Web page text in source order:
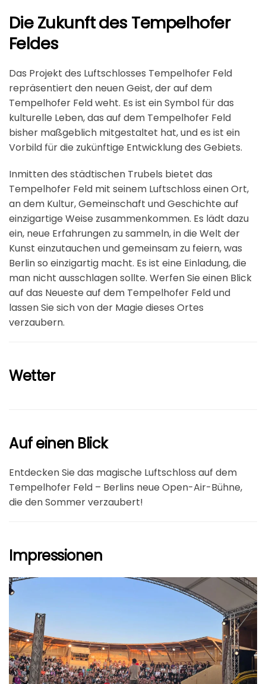
Die Zukunft des Tempelhofer
Feldes
Das Projekt des Luftschlosses Tempelhofer Feld
repräsentiert den neuen Geist, der auf dem
Tempelhofer Feld weht. Es ist ein Symbol für das
kulturelle Leben, das auf dem Tempelhofer Feld
bisher maßgeblich mitgestaltet hat, und es ist ein
Vorbild für die zukünftige Entwicklung des Gebiets.
Inmitten des städtischen Trubels bietet das
Tempelhofer Feld mit seinem Luftschloss einen Ort,
an dem Kultur, Gemeinschaft und Geschichte auf
einzigartige Weise zusammenkommen. Es lädt dazu
ein, neue Erfahrungen zu sammeln, in die Welt der
Kunst einzutauchen und gemeinsam zu feiern, was
Berlin so einzigartig macht. Es ist eine Einladung, die
man nicht ausschlagen sollte. Werfen Sie einen Blick
auf das Neueste auf dem Tempelhofer Feld und
lassen Sie sich von der Magie dieses Ortes
verzaubern.
Wetter
Auf einen Blick
Entdecken Sie das magische Luftschloss auf dem
Tempelhofer Feld – Berlins neue Open-Air-Bühne,
die den Sommer verzaubert!
Impressionen
größer